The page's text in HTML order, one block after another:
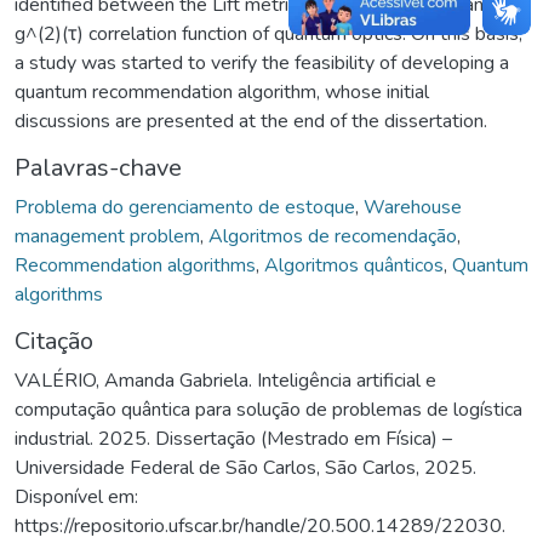
g^(2)(τ) correlation function of quantum optics. On this basis,
a study was started to verify the feasibility of developing a
quantum recommendation algorithm, whose initial
discussions are presented at the end of the dissertation.
Palavras-chave
Problema do gerenciamento de estoque, Warehouse
management problem, Algoritmos de recomendação,
Recommendation algorithms, Algoritmos quânticos, Quantum
algorithms
Citação
VALÉRIO, Amanda Gabriela. Inteligência artificial e
computação quântica para solução de problemas de logística
industrial. 2025. Dissertação (Mestrado em Física) –
Universidade Federal de São Carlos, São Carlos, 2025.
Disponível em:
https://repositorio.ufscar.br/handle/20.500.14289/22030.